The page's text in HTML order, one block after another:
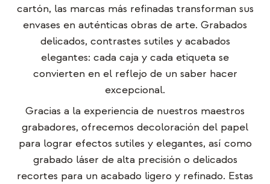
cartón, las marcas más refinadas transforman sus
envases en auténticas obras de arte. Grabados
delicados, contrastes sutiles y acabados
elegantes: cada caja y cada etiqueta se
convierten en el reflejo de un saber hacer
excepcional.
Gracias a la experiencia de nuestros maestros
grabadores, ofrecemos decoloración del papel
para lograr efectos sutiles y elegantes, así como
grabado láser de alta precisión o delicados
recortes para un acabado ligero y refinado. Estas